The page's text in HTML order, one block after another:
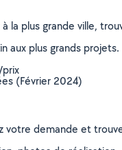
plus grande ville,
aux plus grands projets.
(Février 2024)
demande et